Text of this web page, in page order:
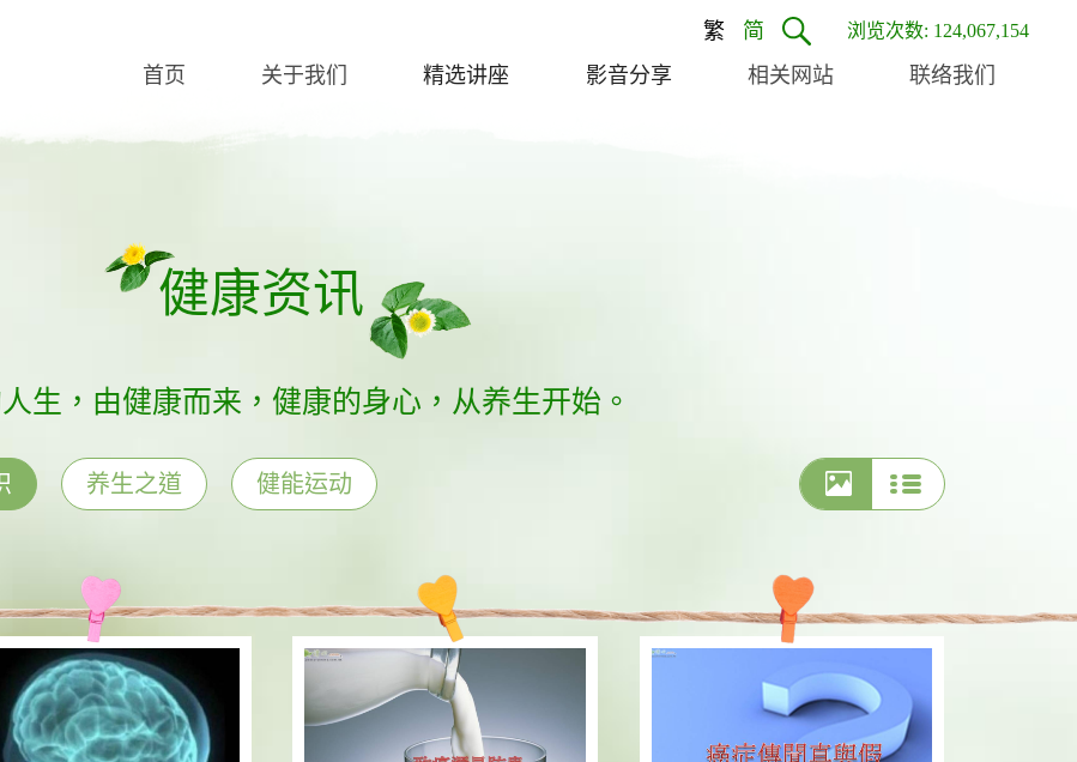
繁 简 浏览次数: 124,067,154
首页 关于我们 精选讲座 影音分享 相关网站 联络我们
健康资讯
生，由健康而来，健康的身心，从养生开始。
养生之道 健能运动